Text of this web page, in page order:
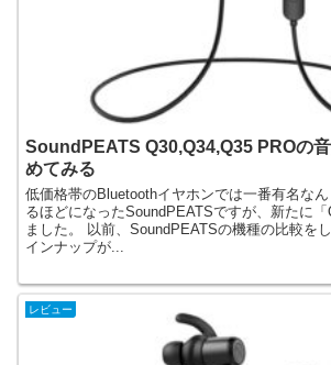
SoundPEATS Q30,Q34,Q35 PROの
めてみる
低価格帯のBluetoothイヤホンでは一番有名な
るほどになったSoundPEATSですが、新たに
ました。 以前、SoundPEATSの機種の比較を
インナップが...
レビュー